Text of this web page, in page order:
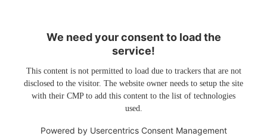
We need your consent to load the
service!
This content is not permitted to load due to trackers that are not
disclosed to the visitor. The website owner needs to setup the site
with their CMP to add this content to the list of technologies
used.
Powered by Usercentrics Consent Management